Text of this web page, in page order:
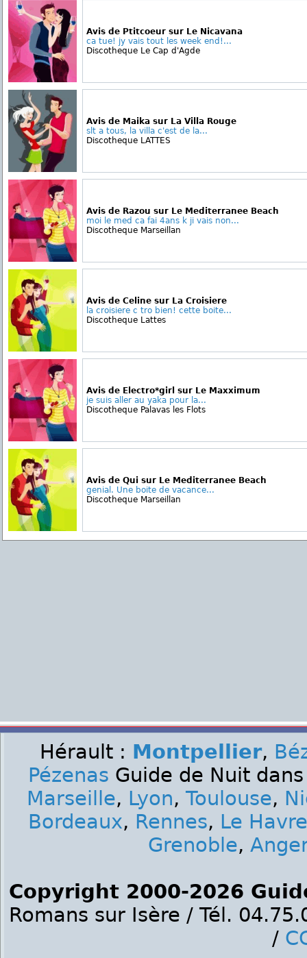
Avis de Ptitcoeur sur Le Nicavana
ca tue! jy vais tout les week end!...
Discotheque Le Cap d'Agde
Avis de Maika sur La Villa Rouge
slt a tous, la villa c'est de la...
Discotheque LATTES
Avis de Razou sur Le Mediterranee Beach
moi le med ca fai 4ans k ji vais non...
Discotheque Marseillan
Avis de Celine sur La Croisiere
la croisiere c tro bien! cette boite...
Discotheque Lattes
Avis de Electro*girl sur Le Maxximum
je suis aller au yaka pour la...
Discotheque Palavas les Flots
Avis de Qui sur Le Mediterranee Beach
genial. Une boite de vacance...
Discotheque Marseillan
Hérault : Montpellier,
Pézenas Guide de Nuit
Marseille, Lyon, Toulouse,
Bordeaux, Rennes, Le Havre
Grenoble,
Copyright 2000-2026
Romans sur Isère / Tél.
/